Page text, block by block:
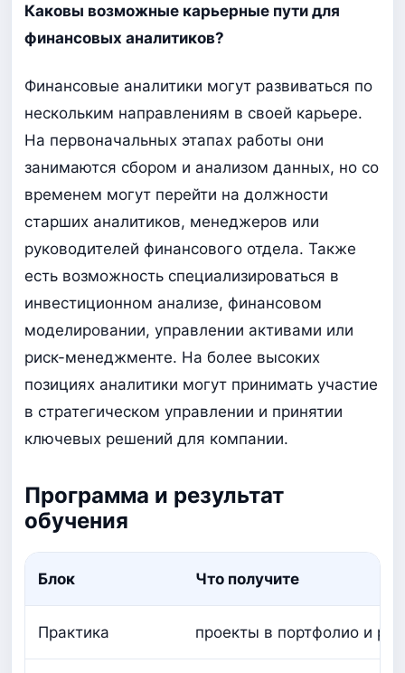
Каковы возможные карьерные пути для
финансовых аналитиков?
Финансовые аналитики могут развиваться по
нескольким направлениям в своей карьере.
На первоначальных этапах работы они
занимаются сбором и анализом данных, но со
временем могут перейти на должности
старших аналитиков, менеджеров или
руководителей финансового отдела. Также
есть возможность специализироваться в
инвестиционном анализе, финансовом
моделировании, управлении активами или
риск-менеджменте. На более высоких
позициях аналитики могут принимать участие
в стратегическом управлении и принятии
ключевых решений для компании.
Программа и результат
обучения
Блок Что получите
Практика проекты в портфолио и